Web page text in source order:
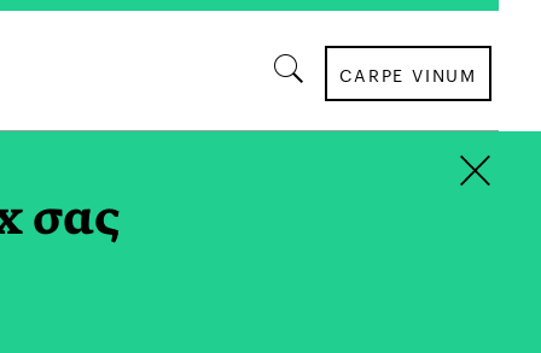
CARPE VINUM
σας
×